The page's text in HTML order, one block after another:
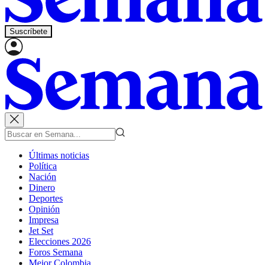
Suscríbete
Últimas noticias
Política
Nación
Dinero
Deportes
Opinión
Impresa
Jet Set
Elecciones 2026
Foros Semana
Mejor Colombia